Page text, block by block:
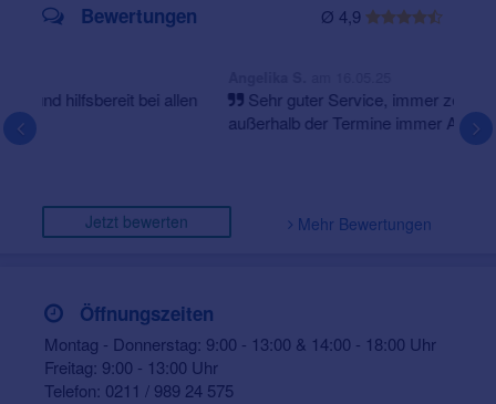
Ø 4,9
Bewertungen
Sehr guter Service, immer zeitnahe Termine. Auch
außerhalb der Termine immer Ansprechpartner! Sehr
Jetzt bewerten Mehr Bewertungen
Öffnungszeiten
Montag - Donnerstag: 9:00 - 13:00 & 14:00 - 18:00 Uhr
Freitag: 9:00 - 13:00 Uhr
Telefon: 0211 / 989 24 575